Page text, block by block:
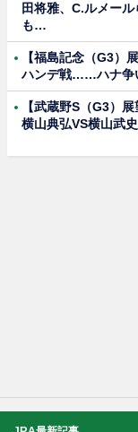
田将雅、C.ルメー
も…
【福島記念（G3）
ハンデ戦……ハナ争
【武蔵野S（G3）
横山典弘VS横山武